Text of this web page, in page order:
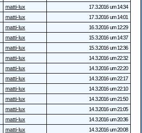
matti-lux
17.3.2016 um 14:34
matti-lux
17.3.2016 um 14:01
matti-lux
16.3.2016 um 12:29
matti-lux
15.3.2016 um 14:37
matti-lux
15.3.2016 um 12:36
matti-lux
14.3.2016 um 22:32
matti-lux
14.3.2016 um 22:20
matti-lux
14.3.2016 um 22:17
matti-lux
14.3.2016 um 22:10
matti-lux
14.3.2016 um 21:50
matti-lux
14.3.2016 um 21:05
matti-lux
14.3.2016 um 20:36
matti-lux
14.3.2016 um 20:08